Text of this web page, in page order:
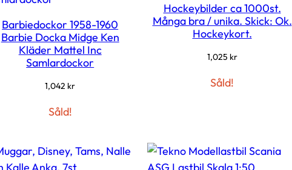
Barbiedockor 1958-1960
Barbie Docka Midge Ken
Kläder Mattel Inc
Samlardockor
1,042 kr
Såld!
Hockeybilder ca 1000st.
Många bra / unika. Skick: Ok.
Hockeykort.
1,025 kr
Såld!